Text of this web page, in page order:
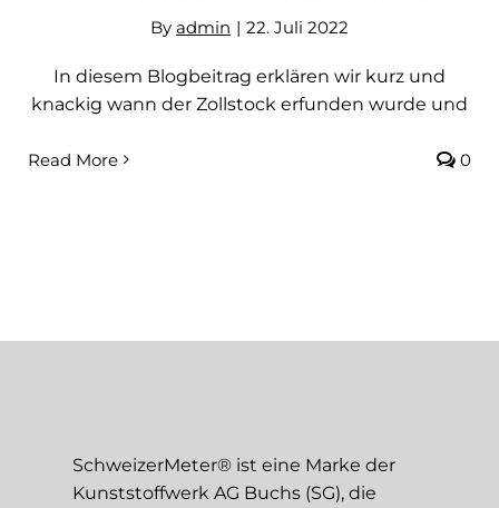
By admin | 22. Juli 2022
In diesem Blogbeitrag erklären wir kurz und
knackig wann der Zollstock erfunden wurde und
Read More 0
SchweizerMeter® ist eine Marke der
Kunststoffwerk AG Buchs (SG), die